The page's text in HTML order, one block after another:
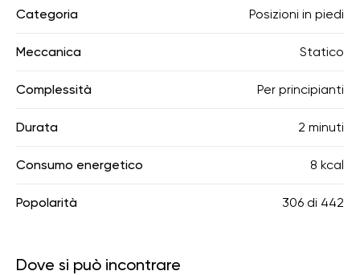
Categoria Posizioni in piedi
Meccanica Statico
Complessità Per principianti
Durata 2 minuti
Consumo energetico 8 kcal
Popolarità 306 di 442
Dove si può incontrare